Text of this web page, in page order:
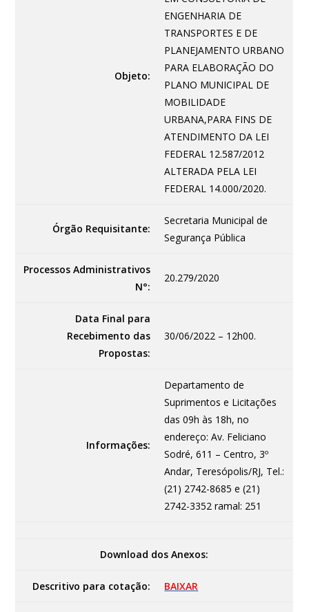
Objeto:
ENGENHARIA DE
TRANSPORTES E DE
PLANEJAMENTO URBANO
PARA ELABORAÇÃO DO
PLANO MUNICIPAL DE
MOBILIDADE
URBANA,PARA FINS DE
ATENDIMENTO DA LEI
FEDERAL 12.587/2012
ALTERADA PELA LEI
FEDERAL 14.000/2020.
Órgão Requisitante:
Secretaria Municipal de
Segurança Pública
Processos Administrativos
N°:
20.279/2020
Data Final para
Recebimento das
Propostas:
30/06/2022 – 12h00.
Informações:
Departamento de
Suprimentos e Licitações
das 09h às 18h, no
endereço: Av. Feliciano
Sodré, 611 – Centro, 3º
Andar, Teresópolis/RJ, Tel.:
(21) 2742-8685 e (21)
2742-3352 ramal: 251
Download dos Anexos:
Descritivo para cotação: BAIXAR